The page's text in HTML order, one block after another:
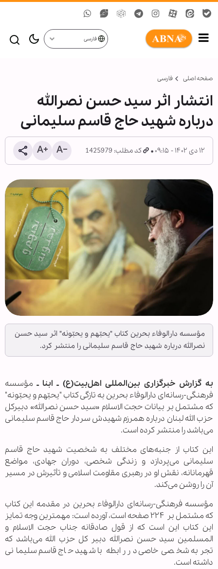
فارسی
صفحه اصلی فارسی
انتشار اثر سید حسن نصرالله
درباره شهید حاج قاسم سلیمانی
۱۲ دی ۱۴۰۲ - ۰۹:۱۵ کد مطلب: 1425979
مؤسسه دارالوفاء بحرین کتاب "یحبّهم و یحبّونه" اثر سید حسن
نصرالله درباره شهید حاج قاسم سلیمانی را منتشر کرد.
به گزارش خبرگزاری بین‌المللی اهل‌بیت(ع) ـ ابنا ـ مؤسسه
فرهنگی-رسانه‌ای دارالوفاء بحرین به تازگی کتاب "یحبّهم و یحبّونه"
که مشتمل بر بیانات حجت الاسلام «سید حسن نصرالله» دبیرکل
حزب الله لبنان درباره همرزم شهیدش سردار حاج قاسم سلیمانی
می‌باشد را منتشر کرده است.
این کتاب از جنبه‌های مختلف به شخصیت شهید حاج قاسم
سلیمانی می‌پردازد و زندگی شخصی، دوران جهادی، مواضع
قهرمانانه، نقش او در رهبری مقاومت اسلامی و تأثیرش در مسیر
آن را روشن می‌کند.
مؤسسه فرهنگی-رسانه‌ای دارالوفاء بحرین در مقدمه این کتاب
که مشتمل بر ۲۲۴ صفحه است، آورده است: مهمترین وجه تمایز
این کتاب این است که از قول صادقانه جناب حجت الاسلام و
المسلمین سید حسن نصرالله دبیر کل حزب الله می‌باشد که
تجربه شخصی خاصی در رابطه با شهید حاج قاسم سلیمانی
داشته است.